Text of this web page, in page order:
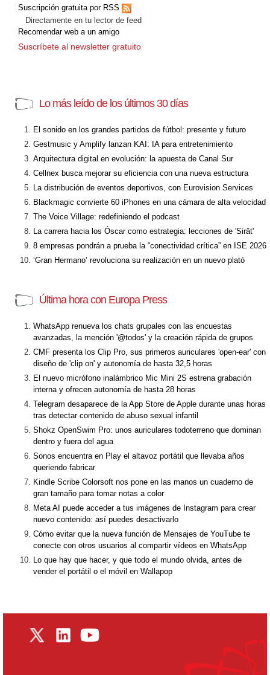
Suscripción gratuita por RSS
Directamente en tu lector de feed
Recomendar web a un amigo
Suscríbete al newsletter gratuito
Lo más leído de los últimos 30 días
El sonido en los grandes partidos de fútbol: presente y futuro
Gestmusic y Amplify lanzan KAI: IA para entretenimiento
Arquitectura digital en evolución: la apuesta de Canal Sur
Cellnex busca mejorar su eficiencia con una nueva estructura
La distribución de eventos deportivos, con Eurovision Services
Blackmagic convierte 60 iPhones en una cámara de alta velocidad
The Voice Village: redefiniendo el podcast
La carrera hacia los Óscar como estrategia: lecciones de 'Sirât'
8 empresas pondrán a prueba la “conectividad crítica” en ISE 2026
‘Gran Hermano’ revoluciona su realización en un nuevo plató
Última hora con Europa Press
WhatsApp renueva los chats grupales con las encuestas
avanzadas, la mención '@todos' y la creación rápida de grupos
CMF presenta los Clip Pro, sus primeros auriculares 'open-ear' con
diseño de 'clip on' y autonomía de hasta 32,5 horas
El nuevo micrófono inalámbrico Mic Mini 2S estrena grabación
interna y ofrecen autonomía de hasta 28 horas
Telegram desaparece de la App Store de Apple durante unas horas
tras detectar contenido de abuso sexual infantil
Shokz OpenSwim Pro: unos auriculares todoterreno que dominan
dentro y fuera del agua
Sonos encuentra en Play el altavoz portátil que llevaba años
queriendo fabricar
Kindle Scribe Colorsoft nos pone en las manos un cuaderno de
gran tamaño para tomar notas a color
Meta AI puede acceder a tus imágenes de Instagram para crear
nuevo contenido: así puedes desactivarlo
Cómo evitar que la nueva función de Mensajes de YouTube te
conecte con otros usuarios al compartir vídeos en WhatsApp
Lo que hay que hacer, y que todo el mundo olvida, antes de
vender el portátil o el móvil en Wallapop